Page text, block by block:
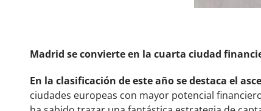
Madrid se convierte en la cuarta ciudad
En la clasificación de este año se destaca el
ciudades europeas con mayor potencial